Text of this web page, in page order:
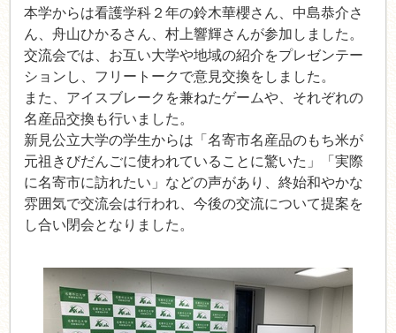
本学からは看護学科２年の鈴木華櫻さん、中島恭介さ
ん、舟山ひかるさん、村上響輝さんが参加しました。
交流会では、お互い大学や地域の紹介をプレゼンテー
ションし、フリートークで意見交換をしました。
また、アイスブレークを兼ねたゲームや、それぞれの
名産品交換も行いました。
新見公立大学の学生からは「名寄市名産品のもち米が
元祖きびだんごに使われていることに驚いた」「実際
に名寄市に訪れたい」などの声があり、終始和やかな
雰囲気で交流会は行われ、今後の交流について提案を
し合い閉会となりました。